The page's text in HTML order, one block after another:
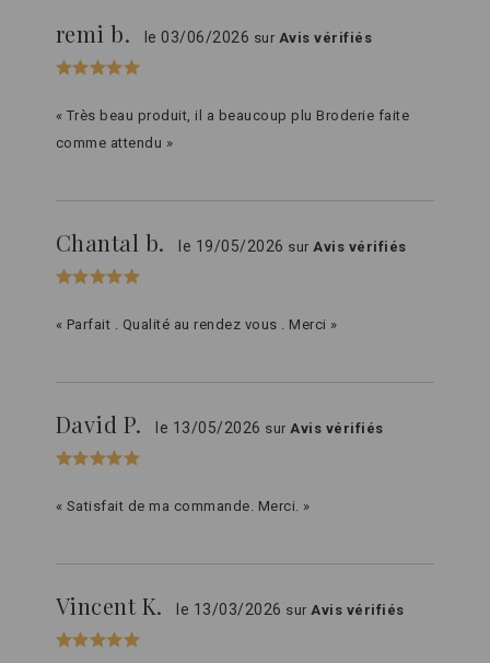
remi b. le 03/06/2026 sur Avis vérifiés
« Très beau produit, il a beaucoup plu Broderie faite
comme attendu »
Chantal b. le 19/05/2026 surAvis vérifiés
« Parfait . Qualité au rendez vous . Merci »
David P. le 13/05/2026 surAvis vérifiés
« Satisfait de ma commande. Merci. »
Vincent K. le 13/03/2026 surAvis vérifiés